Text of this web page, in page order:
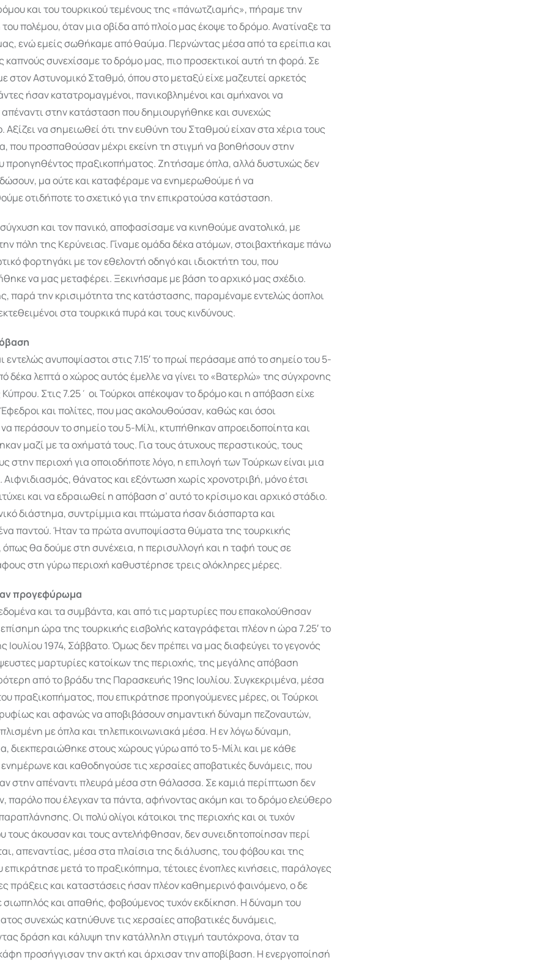
και του τουρκικού τεμένους της «πάνωτζιαμής», πήραμε την
πολέμου, όταν μια οβίδα από πλοίο μας έκοψε το δρόμο. Ανατίναξε τα
ενώ εμείς σωθήκαμε από θαύμα. Περνώντας μέσα από τα ερείπια και
καπνούς συνεχίσαμε το δρόμο μας, πιο προσεκτικοί αυτή τη φορά. Σε
στον Αστυνομικό Σταθμό, όπου στο μεταξύ είχε μαζευτεί αρκετός
ήσαν κατα­τρομαγμένοι, πανικοβλημένοι και αμήχανοι να
στην κατάσταση που δημιουργήθηκε και συνεχώς
Αξίζει να σημειωθεί ότι την ευθύνη του Σταθμού είχαν στα χέρια τους
που προσπαθούσαν μέχρι εκείνη τη στιγμή να βοηθήσουν στην
προηγηθέντος πραξικοπήματος. Ζητήσαμε όπλα, αλλά δυστυχώς δεν
μα ούτε και καταφέραμε να ενημερωθούμε ή να
οτιδήποτε το σχετικό για την επικρατούσα κατάσταση.
και τον πανικό, αποφασίσαμε να κινηθούμε ανατολικά, με
πόλη της Κερύνειας. Γίναμε ομάδα δέκα ατόμων, στοιβαχτήκαμε πάνω
φορτηγάκι με τον εθελοντή οδηγό και ιδιοκτήτη του, που
να μας μεταφέρει. Ξεκινήσαμε με βάση το αρχικό μας σχέδιο.
παρά την κρισιμότητα της κατάστασης, παραμέναμε εντελώς άοπλοι
στα τουρκικά πυρά και τους κινδύνους.
εντελώς ανυποψίαστοι στις 7.15′ το πρωί περάσαμε από το σημείο του 5-
δέκα λεπτά ο χώρος αυτός έμελλε να γίνει το «Βατερλώ» της σύγχρονης
Κύπρου. Στις 7.25΄ οι Τούρκοι απέκοψαν το δρόμο και η απόβαση είχε
και πολίτες, που μας ακολουθούσαν, καθώς και όσοι
περάσουν το σημείο του 5-Μίλι, κτυπήθηκαν απροειδοποίητα και
μαζί με τα οχήματά τους. Για τους άτυχους περαστικούς, τους
στην περιοχή για οποιοδήποτε λόγο, η επιλογή των Τούρκων είναι μια
Αιφνιδιασμός, θάνατος και εξόντωση χωρίς χρονοτριβή, μόνο έτσι
και να εδραιωθεί η απόβαση σ’ αυτό το κρίσιμο και αρχικό στάδιο.
διάστημα, συντρίμμια και πτώματα ήσαν διάσπαρτα και
παντού. Ήταν τα πρώτα ανυποψίαστα θύματα της τουρκικής
όπως θα δούμε στη συνέχεια, η περισυλλογή και η ταφή τους σε
στη γύρω περιοχή καθυστέρησε τρεις ολόκληρες μέρες.
προγεφύρωμα
και τα συμβάντα, και από τις μαρτυρίες που επακολούθησαν
ώρα της τουρκικής εισβολής καταγράφεται πλέον η ώρα 7.25′ το
Ιουλίου 1974, Σάββατο. Όμως δεν πρέπει να μας διαφεύγει το γεγονός
μαρτυρίες κατοίκων της περιοχής, της μεγάλης απόβαση
από το βράδυ της Παρασκευής 19ης Ιουλίου. Συγκεκριμένα, μέσα
πραξικοπήματος, που επικράτησε προηγούμενες μέρες, οι Τούρκοι
και αφανώς να αποβιβάσουν σημαντική δύναμη πεζοναυτών,
με όπλα και τηλεπικοινωνιακά μέσα. Η εν λόγω δύναμη,
διεκπεραιώθηκε στους χώρους γύρω από το 5-Μίλι και με κάθε
και καθοδηγούσε τις χερσαίες αποβατικές δυνάμεις, που
στην απέναντι πλευρά μέσα στη θάλασσα. Σε καμιά περίπτωση δεν
παρόλο που έλεγχαν τα πάντα, αφήνοντας ακόμη και το δρόμο ελεύθερο
Οι πολύ ολίγοι κάτοικοι της περιοχής και οι τυχόν
τους άκουσαν και τους αντελήφθησαν, δεν συνειδητοποίησαν περί
απεναντίας, μέσα στα πλαίσια της διάλυσης, του φόβου και της
μετά το πραξικόπημα, τέτοιες ένοπλες κινήσεις, παράλογες
πράξεις και καταστάσεις ήσαν πλέον καθημερινό φαινόμενο, ο δε
σιωπηλός και απαθής, φοβούμενος τυχόν εκδίκηση. Η δύναμη του
συνεχώς κατηύθυνε τις χερσαίες αποβατικές δυνάμεις,
δράση και κάλυψη την κατάλληλη στιγμή ταυτόχρονα, όταν τα
προσήγγισαν την ακτή και άρχισαν την αποβίβαση. Η ενεργοποίησή